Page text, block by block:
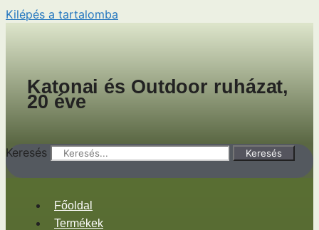
Kilépés a tartalomba
Katonai és Outdoor ruházat,
20 éve
Keresés Keresés
Főoldal
Termékek